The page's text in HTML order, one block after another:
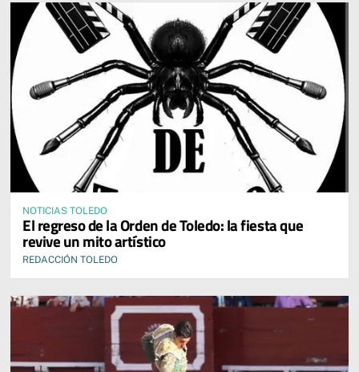
NOTICIAS TOLEDO
El regreso de la Orden de Toledo: la fiesta que
revive un mito artístico
REDACCIÓN TOLEDO